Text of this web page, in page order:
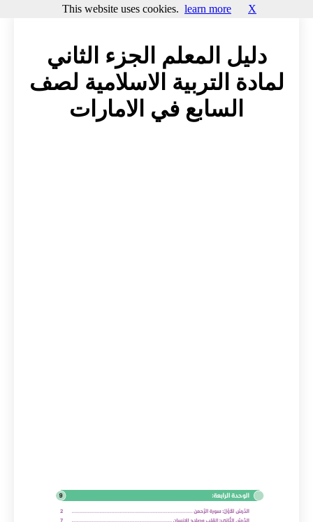
دليل المعلم الجزء الثاني
لمادة التربية الاسلامية لصف
السابع في الامارات
This website uses cookies. learn more X